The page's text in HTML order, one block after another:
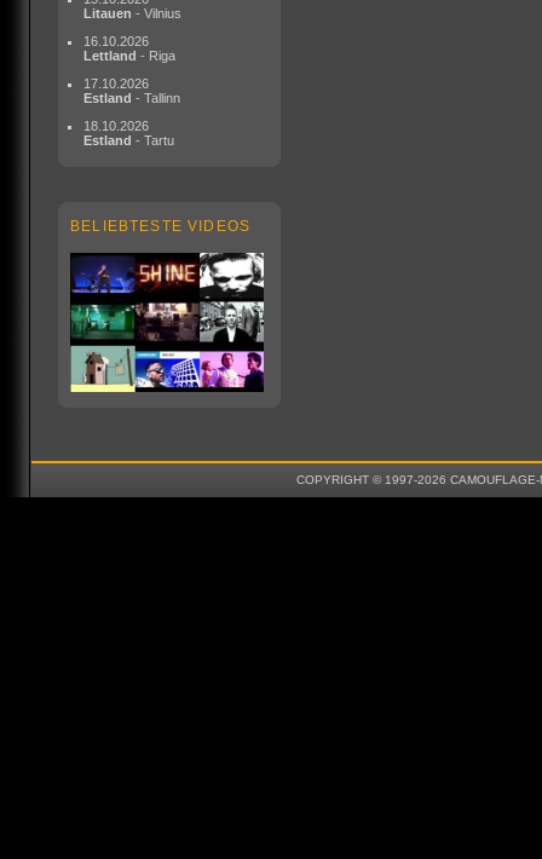
Litauen - Vilnius
16.10.2026
Lettland - Riga
17.10.2026
Estland - Tallinn
18.10.2026
Estland - Tartu
BELIEBTESTE VIDEOS
COPYRIGHT © 1997-2026 CAMOUFLAGE-